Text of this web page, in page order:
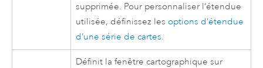
supprimée. Pour personnaliser l’étendue
utilisée, définissez les options d’étendue
d’une série de cartes.
Définit la fenêtre cartographique sur